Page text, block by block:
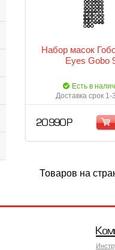
Набор масок
Eyes Gobo
Есть в
Доставка срок 1-
20 990 Р
Товаров на